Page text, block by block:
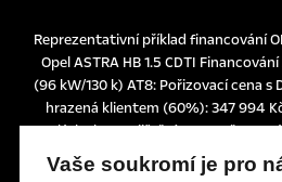
Reprezentativní příklad financování
Opel ASTRA HB 1.5 CDTI
(96 kW/130 k) AT8: Pořizovací cena s
hrazená klientem (60%): 347 994
splátka bez pojištění 3.990 Kč,
1,24% p.a., nabídka je určena pro
právnické osoby a platí do 30. 6.
Vaše soukromí je pro